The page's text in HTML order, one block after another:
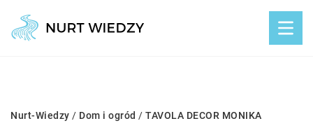
Nurt-Wiedzy / Dom i ogród / TAVOLA DECOR MONIKA